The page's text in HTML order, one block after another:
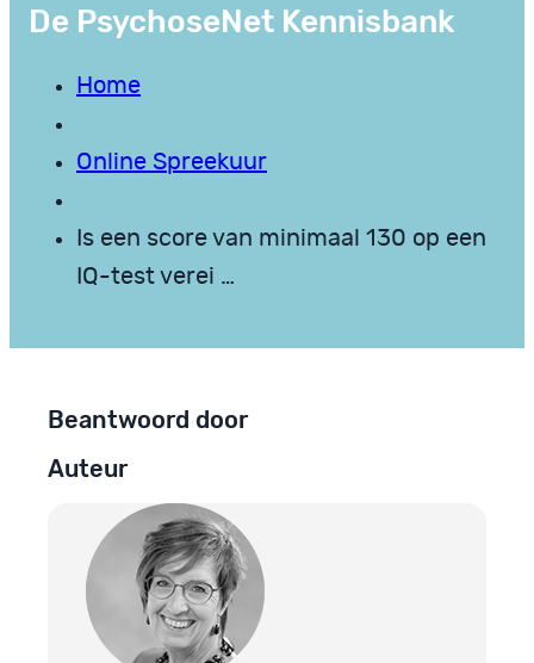
De PsychoseNet Kennisbank
Home
Online Spreekuur
Is een score van minimaal 130 op een
IQ-test verei …
Beantwoord door
Auteur